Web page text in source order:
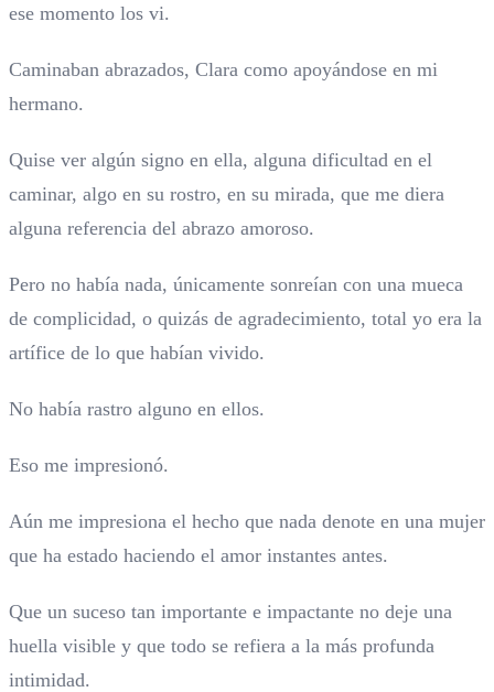
ese momento los vi.
Caminaban abrazados, Clara como apoyándose en mi
hermano.
Quise ver algún signo en ella, alguna dificultad en el
caminar, algo en su rostro, en su mirada, que me diera
alguna referencia del abrazo amoroso.
Pero no había nada, únicamente sonreían con una mueca
de complicidad, o quizás de agradecimiento, total yo era la
artífice de lo que habían vivido.
No había rastro alguno en ellos.
Eso me impresionó.
Aún me impresiona el hecho que nada denote en una mujer
que ha estado haciendo el amor instantes antes.
Que un suceso tan importante e impactante no deje una
huella visible y que todo se refiera a la más profunda
intimidad.